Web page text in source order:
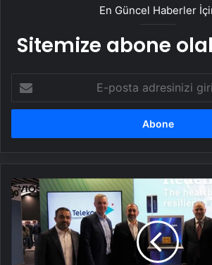
En Güncel Haberler
Sitemize abone
posta
adresinizi
Türk
Telekom'un
Insight
geliştirdiği